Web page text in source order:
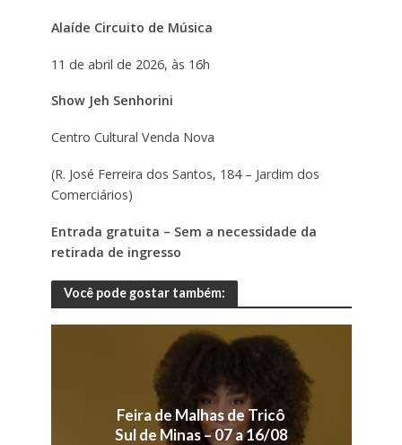
Alaíde Circuito de Música
11 de abril de 2026, às 16h
Show Jeh Senhorini
Centro Cultural Venda Nova
(R. José Ferreira dos Santos, 184 – Jardim dos
Comerciários)
Entrada gratuita – Sem a necessidade da
retirada de ingresso
Você pode gostar também:
Feira de Malhas de Tricô
Sul de Minas – 07 a 16/08